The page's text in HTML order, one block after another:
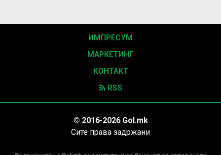
ИМПРЕСУМ
МАРКЕТИНГ
КОНТАКТ
RSS
© 2016-2026 Gol.mk
Сите права задржани